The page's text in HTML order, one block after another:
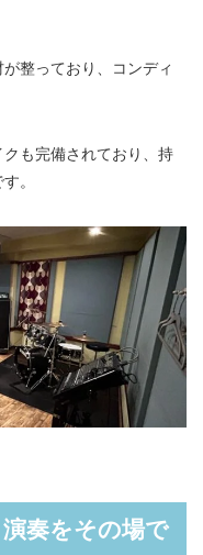
整っており、コンディ
も完備されており、持
。
奏をその場で